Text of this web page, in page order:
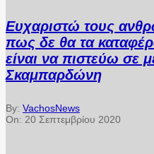
Ευχαριστώ τους
πως δε θα τα
είναι να πιστεύω σε
Σκαμπαρδώνη
By: VachosNews
On: 20 Σεπτεμβρίου 2020